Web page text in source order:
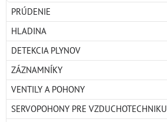
PRÚDENIE
HLADINA
DETEKCIA PLYNOV
ZÁZNAMNÍKY
VENTILY A POHONY
SERVOPOHONY PRE VZDUCHOTECHNIKU